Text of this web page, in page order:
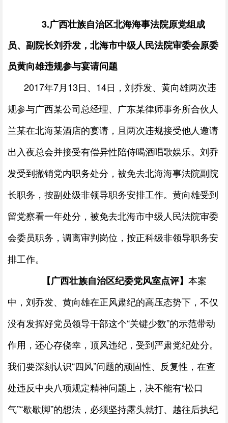
3.广西壮族自治区北海海事法院原党组成
员、副院长刘乔发，北海市中级人民法院审委会原委
员黄向雄违规参与宴请问题
2017年7月13日、 14日，刘乔发、黄向雄两次违
规参与广西某公司总经理、广东某律师事务所合伙人
兰某在北海某酒店的宴请，且两次违规接受他人邀请
出入夜总会并接受有偿异性陪侍喝酒唱歌娱乐。刘乔
发受到撤销党内职务处分，被免去北海海事法院副院
长职务，按副处级非领导职务安排工作。黄向雄受到
留党察看一年处分，被免去北海市中级人民法院审委
会委员职务，调离审判岗位，按正科级非领导职务安
排工作。
【广西壮族自治区纪委党风室点评】 本案
中，刘乔发、黄向雄在正风肃纪的高压态势下，不仅
没有发挥好党员领导干部这个“关键少数”的示范带动
作用，还心存侥幸，顶风违纪，受到严肃党纪处分。
我们要深刻认识“四风”问题的顽固性、反复性，在查
处违反中央八项规定精神问题上，决不能有“松口
气”“歇歇脚”的想法，必须坚持露头就打、越往后执纪